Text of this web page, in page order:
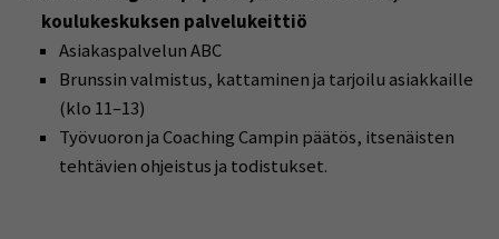
koulukeskuksen palvelukeittiö
Asiakaspalvelun ABC
Brunssin valmistus, kattaminen ja tarjoilu asiakkaille
(klo 11–13)
Työvuoron ja Coaching Campin päätös, itsenäisten
tehtävien ohjeistus ja todistukset.